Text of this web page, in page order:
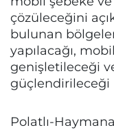
çözüleceğini
bulunan
yapılacağı,
genişletileceği
güçlendirileceği
Polatlı-